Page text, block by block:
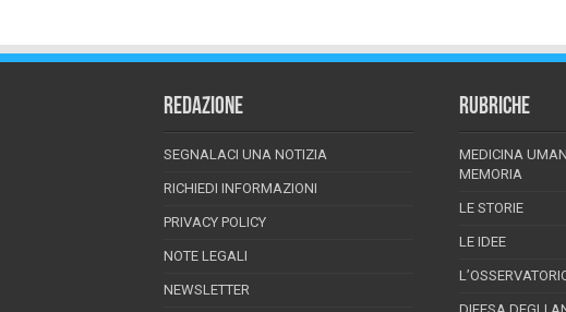
REDAZIONE
SEGNALACI UNA NOTIZIA
RICHIEDI INFORMAZIONI
PRIVACY POLICY
NOTE LEGALI
NEWSLETTER
RUBRICHE
MEDICINA
MEMORIA
LE STORIE
LE IDEE